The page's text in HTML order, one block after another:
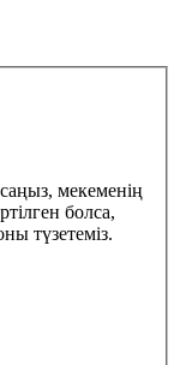
мекеменің
болса,
түзетеміз.